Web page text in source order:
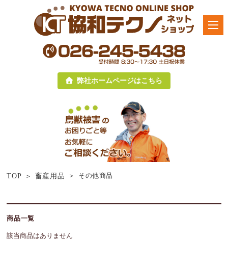
弊社ホームページはこちら
TOP 畜産用品 その他商品
商品一覧
該当商品はありません